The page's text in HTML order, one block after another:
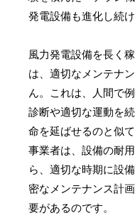
発電設備も進化し続
風力発電設備を長く
は、適切なメンテナ
ん。これは、人間で
診断や適切な運動を
命を延ばせるのと似
事業者は、設備の耐
ら、適切な時期に設
密なメンテナンス計
要があるのです。